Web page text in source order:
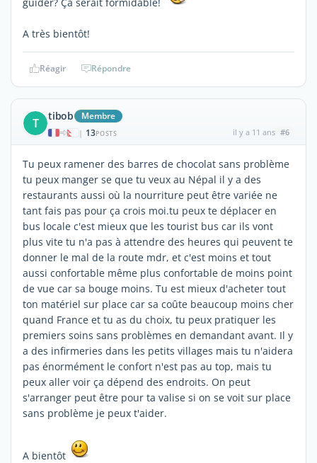
A très bientôt!
Réagir Répondre
T tibob Membre
| 13POSTS il y a 11 ans #6
Tu peux ramener des barres de chocolat sans problème
tu peux manger se que tu veux au Népal il y a des
restaurants aussi où la nourriture peut être variée ne
tant fais pas pour ça crois moi.tu peux te déplacer en
bus locale c'est mieux que les tourist bus car ils vont
plus vite tu n'a pas à attendre des heures qui peuvent te
donner le mal de la route mdr, et c'est moins et tout
aussi confortable même plus confortable de moins point
de vue car sa bouge moins. Tu est mieux d'acheter tout
ton matériel sur place car sa coûte beaucoup moins cher
quand France et tu as du choix, tu peux pratiquer les
premiers soins sans problèmes en demandant avant. Il y
a des infirmeries dans les petits villages mais tu n'aidera
pas énormément le confort n'est pas au top, mais tu
peux aller voir ça dépend des endroits. On peut
s'arranger peut être pour ta valise si on se voit sur place
sans problème je peux t'aider.
A bientôt